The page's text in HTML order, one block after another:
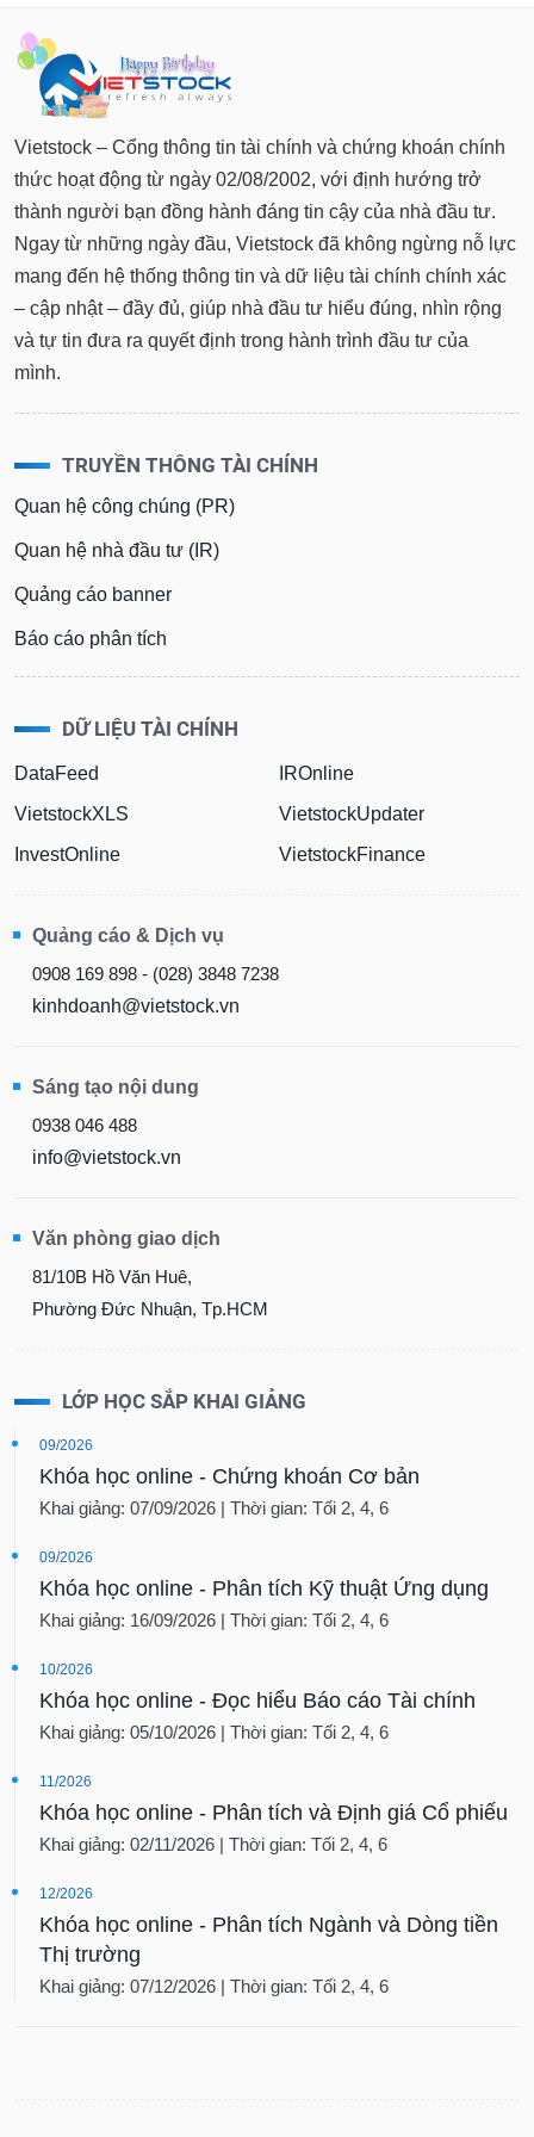
Vietstock – Cổng thông tin tài chính và chứng khoán chính
thức hoạt động từ ngày 02/08/2002, với định hướng trở
thành người bạn đồng hành đáng tin cậy của nhà đầu tư.
Ngay từ những ngày đầu, Vietstock đã không ngừng nỗ lực
mang đến hệ thống thông tin và dữ liệu tài chính chính xác
– cập nhật – đầy đủ, giúp nhà đầu tư hiểu đúng, nhìn rộng
và tự tin đưa ra quyết định trong hành trình đầu tư của
mình.
TRUYỀN THÔNG TÀI CHÍNH
Quan hệ công chúng (PR)
Quan hệ nhà đầu tư (IR)
Quảng cáo banner
Báo cáo phân tích
DỮ LIỆU TÀI CHÍNH
DataFeed
VietstockXLS
InvestOnline
IROnline
VietstockUpdater
VietstockFinance
Quảng cáo & Dịch vụ
0908 169 898 - (028) 3848 7238
kinhdoanh@vietstock.vn
Sáng tạo nội dung
0938 046 488
info@vietstock.vn
Văn phòng giao dịch
81/10B Hồ Văn Huê,
Phường Đức Nhuận, Tp.HCM
LỚP HỌC SẮP KHAI GIẢNG
09/2026
Khóa học online - Chứng khoán Cơ bản
Khai giảng: 07/09/2026 | Thời gian: Tối 2, 4, 6
09/2026
Khóa học online - Phân tích Kỹ thuật Ứng dụng
Khai giảng: 16/09/2026 | Thời gian: Tối 2, 4, 6
10/2026
Khóa học online - Đọc hiểu Báo cáo Tài chính
Khai giảng: 05/10/2026 | Thời gian: Tối 2, 4, 6
11/2026
Khóa học online - Phân tích và Định giá Cổ phiếu
Khai giảng: 02/11/2026 | Thời gian: Tối 2, 4, 6
12/2026
Khóa học online - Phân tích Ngành và Dòng tiền
Thị trường
Khai giảng: 07/12/2026 | Thời gian: Tối 2, 4, 6